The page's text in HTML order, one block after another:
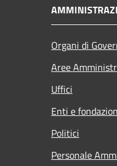
Organi di
Aree
Uffici
Enti e
Politici
Personale